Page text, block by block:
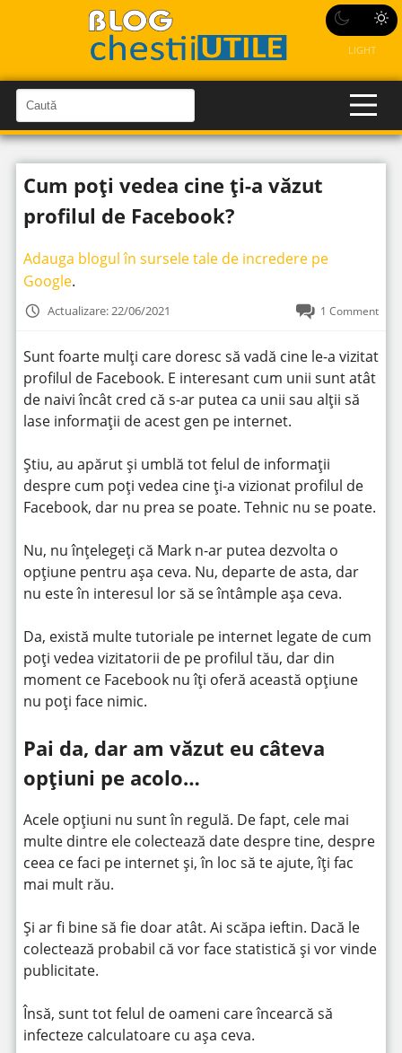
LIGHT
a
u
t
C
a
u
î
n
i
t
Cum poți vedea cine ți-a văzut
profilul de Facebook?
Adauga blogul în sursele tale de incredere pe
Google.
Actualizare: 22/06/2021 1 Comment
Sunt foarte mulți care doresc să vadă cine le-a vizitat
profilul de Facebook. E interesant cum unii sunt atât
de naivi încât cred că s-ar putea ca unii sau alții să
lase informații de acest gen pe internet.
Știu, au apărut și umblă tot felul de informații
despre cum poți vedea cine ți-a vizionat profilul de
Facebook, dar nu prea se poate. Tehnic nu se poate.
Nu, nu înțelegeți că Mark n-ar putea dezvolta o
opțiune pentru așa ceva. Nu, departe de asta, dar
nu este în interesul lor să se întâmple așa ceva.
Da, există multe tutoriale pe internet legate de cum
poți vedea vizitatorii de pe profilul tău, dar din
moment ce Facebook nu îți oferă această opțiune
nu poți face nimic.
Pai da, dar am văzut eu câteva
opțiuni pe acolo…
Acele opțiuni nu sunt în regulă. De fapt, cele mai
multe dintre ele colectează date despre tine, despre
ceea ce faci pe internet și, în loc să te ajute, îți fac
mai mult rău.
Și ar fi bine să fie doar atât. Ai scăpa ieftin. Dacă le
colectează probabil că vor face statistică și vor vinde
publicitate.
Însă, sunt tot felul de oameni care încearcă să
infecteze calculatoare cu așa ceva.